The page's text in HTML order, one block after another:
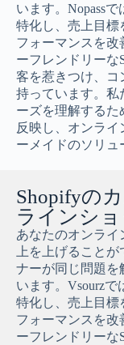
います。Nopass
特化し、売上目標
フォーマンスを
ーフレンドリーな
客を惹きつけ、コ
持っています。私
ーズを理解するた
反映し、オンラ
ーメイドのソリュ
Shopifyの
ラインシ
あなたのオンライ
上を上げること
ナーが同じ問題を
います。Vsourzで
特化し、売上目標
フォーマンスを
ーフレンドリーな